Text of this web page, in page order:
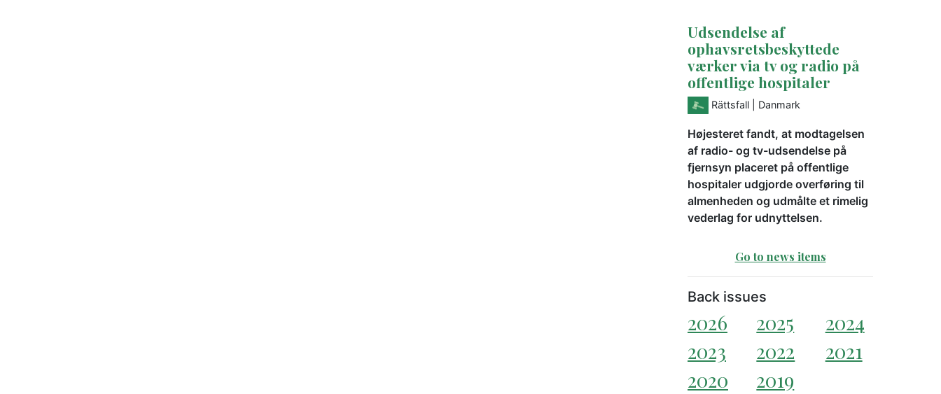
Udsendelse af
ophavsretsbeskyttede
værker via tv og radio på
offentlige hospitaler
Rättsfall | Danmark
Højesteret fandt, at modtagelsen
af radio- og tv-udsendelse på
fjernsyn placeret på offentlige
hospitaler udgjorde overføring til
almenheden og udmålte et rimelig
vederlag for udnyttelsen.
Go to news items
Back issues
2026 2025
2024
2023
2022
2021
2020
2019